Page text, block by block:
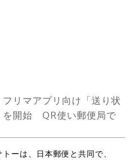
リマアプリ向け「送り状
を開始 QR使い郵便局で
ーは、日本郵便と共同で、